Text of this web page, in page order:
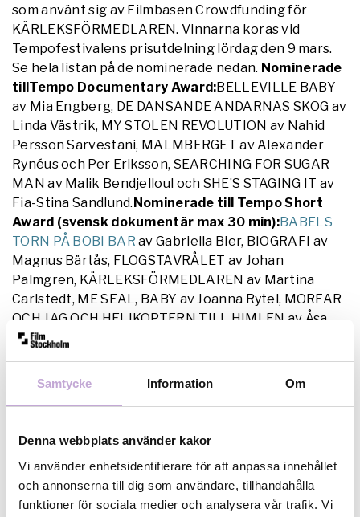
Samtycke Information Om
Denna webbplats använder kakor
Vi använder enhetsidentifierare för att anpassa innehållet
och annonserna till dig som användare, tillhandahålla
funktioner för sociala medier och analysera vår trafik. Vi
som använt sig av Filmbasen Crowdfunding för
KÄRLEKSFÖRMEDLAREN. Vinnarna koras vid
Tempofestivalens prisutdelning lördag den 9 mars.
Se hela listan på de nominerade nedan. Nominerade
tillTempo Documentary Award:BELLEVILLE BABY
av Mia Engberg, DE DANSANDE ANDARNAS SKOG av
Linda Västrik, MY STOLEN REVOLUTION av Nahid
Persson Sarvestani, MALMBERGET av Alexander
Rynéus och Per Eriksson, SEARCHING FOR SUGAR
MAN av Malik Bendjelloul och SHE’S STAGING IT av
Fia-Stina Sandlund. Nominerade till Tempo Short
Award (svensk dokumentär max 30 min):BABELS
TORN PÅ BOBI BAR av Gabriella Bier, BIOGRAFI av
Magnus Bärtås, FLOGSTAVRÅLET av Johan
Palmgren, KÄRLEKSFÖRMEDLAREN av Martina
Carlstedt, ME SEAL, BABY av Joanna Rytel, MORFAR
OCH JAG OCH HELIKOPTERN TILL HIMLEN av Åsa
Blanck och Johan Palmgren och THE DEATH ROW av
HAR INTE REGNAT PÅ 10 ÅR av Linnea Schröder,
OCH JAG av Moa Junström, TJUVGODS av Gustav
KONSTNÄRSKAP av Fabian Wigren.HistorikTempo
Dokumentärfestival är Sveriges största festival för
dokumentära uttryck. Sedan grundandet 1998